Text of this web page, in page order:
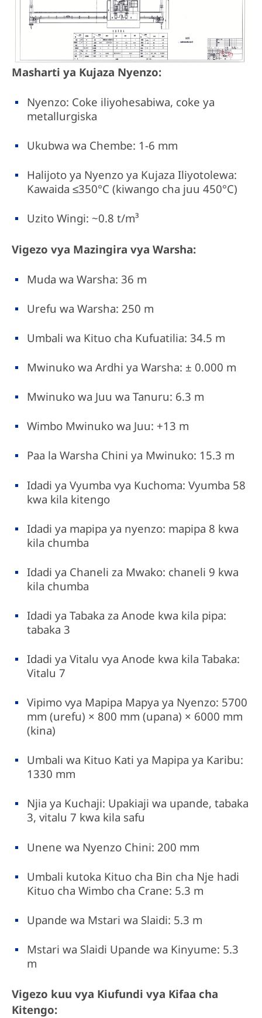
Masharti ya Kujaza Nyenzo:
Nyenzo: Coke iliyohesabiwa, coke ya
metallurgiska
Ukubwa wa Chembe: 1-6 mm
Halijoto ya Nyenzo ya Kujaza Iliyotolewa:
Kawaida ≤350°C (kiwango cha juu 450°C)
Uzito Wingi: ~0.8 t/m³
Vigezo vya Mazingira vya Warsha:
Muda wa Warsha: 36 m
Urefu wa Warsha: 250 m
Umbali wa Kituo cha Kufuatilia: 34.5 m
Mwinuko wa Ardhi ya Warsha: ± 0.000 m
Mwinuko wa Juu wa Tanuru: 6.3 m
Wimbo Mwinuko wa Juu: +13 m
Paa la Warsha Chini ya Mwinuko: 15.3 m
Idadi ya Vyumba vya Kuchoma: Vyumba 58
kwa kila kitengo
Idadi ya mapipa ya nyenzo: mapipa 8 kwa
kila chumba
Idadi ya Chaneli za Mwako: chaneli 9 kwa
kila chumba
Idadi ya Tabaka za Anode kwa kila pipa:
tabaka 3
Idadi ya Vitalu vya Anode kwa kila Tabaka:
Vitalu 7
Vipimo vya Mapipa Mapya ya Nyenzo: 5700
mm (urefu) × 800 mm (upana) × 6000 mm
(kina)
Umbali wa Kituo Kati ya Mapipa ya Karibu:
1330 mm
Njia ya Kuchaji: Upakiaji wa upande, tabaka
3, vitalu 7 kwa kila safu
Unene wa Nyenzo Chini: 200 mm
Umbali kutoka Kituo cha Bin cha Nje hadi
Kituo cha Wimbo cha Crane: 5.3 m
Upande wa Mstari wa Slaidi: 5.3 m
Mstari wa Slaidi Upande wa Kinyume: 5.3
m
Vigezo kuu vya Kiufundi vya Kifaa cha
Kitengo: